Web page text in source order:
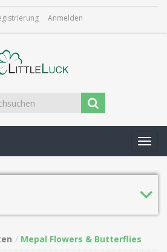
Anmelden
Mepal Flowers & Butterflies